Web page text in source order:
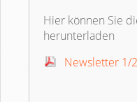
Hier können Sie
herunterladen
Newsletter 1/